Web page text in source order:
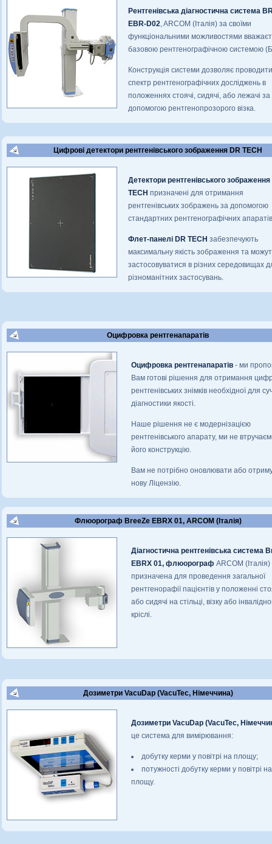
Рентгенівська діагностична система
EBR-D02, ARCOM (Італія) за своїми
функціональними можливостями
базовою рентгенографічною системою
Конструкція системи дозволяє
спектр рентгенографічних досліджень в
положеннях стоячі, сидячі, або лежачі за
допомогою рентгенопрозорого візка.
Цифрові детектори рентгенівського зображення DR TECH
Детектори рентгенівського зображення
TECH призначені для отримання
рентгенівських зображень за допомогою
стандартних рентгенографічних
Флет-панелі DR TECH забезпечують
максимальну якість зображення та
застосовуватися в різних середовищах
різноманітних застосувань.
Оцифровка рентгенапаратів
Оцифровка рентгенапаратів- ми
Вам готові рішення для отримання
рентгенівських знімків необхідної для
діагностики якості.
Наше рішення не є модернізацією
рентгенівського апарату, ми не
його конструкцію.
Вам не потрібно оновлювати або
нову Ліцензію.
Флюорограф BreeZe EBRX 01, ARCOM (Італія)
Діагностична рентгенівська система
EBRX 01, флюорограф ARCOM (Італія)
призначена для проведення загальної
рентгенорафії пацієнтів у положенні
або сидячі на стільці, візку або
кріслі.
Дозиметри VacuDap (VacuTec, Німеччина)
Дозиметри VacuDap (VacuTec,
це система для вимірювання:
добутку керми у повітрі на площу;
потужності добутку керми у повітрі на
площу.